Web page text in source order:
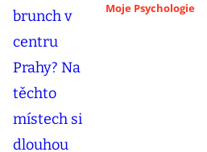
Moje Psychologie